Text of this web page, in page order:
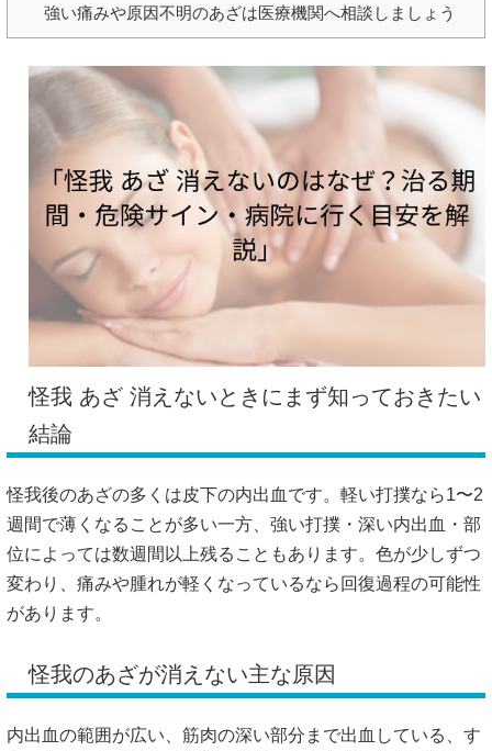
強い痛みや原因不明のあざは医療機関へ相談しましょう
怪我 あざ 消えないときにまず知っておきたい
結論
怪我後のあざの多くは皮下の内出血です。軽い打撲なら1〜2
週間で薄くなることが多い一方、強い打撲・深い内出血・部
位によっては数週間以上残ることもあります。色が少しずつ
変わり、痛みや腫れが軽くなっているなら回復過程の可能性
があります。
怪我のあざが消えない主な原因
内出血の範囲が広い、筋肉の深い部分まで出血している、す